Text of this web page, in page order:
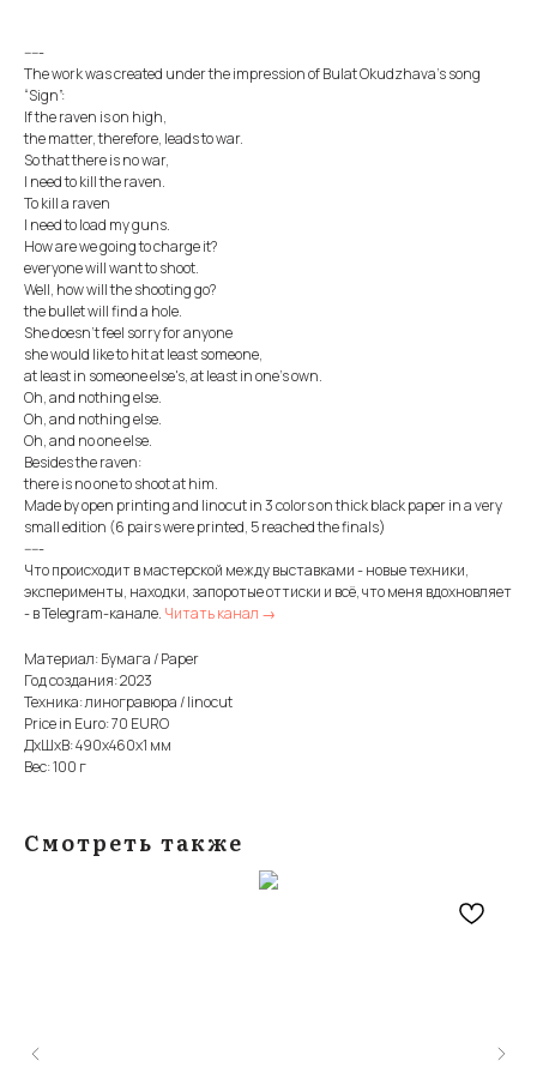
-----
The work was created under the impression of Bulat Okudzhava’s song
“Sign”:
If the raven is on high,
the matter, therefore, leads to war.
So that there is no war,
I need to kill the raven.
To kill a raven
I need to load my guns.
How are we going to charge it?
everyone will want to shoot.
Well, how will the shooting go?
the bullet will find a hole.
She doesn't feel sorry for anyone
she would like to hit at least someone,
at least in someone else's, at least in one's own.
Oh, and nothing else.
Oh, and nothing else.
Oh, and no one else.
Besides the raven:
there is no one to shoot at him.
Made by open printing and linocut in 3 colors on thick black paper in a very
small edition (6 pairs were printed, 5 reached the finals)
-----
Что происходит в мастерской между выставками - новые техники,
эксперименты, находки, запоротые оттиски и всё, что меня вдохновляет
- в Telegram-канале. Читать канал →
Материал: Бумага / Paper
Год создания: 2023
Техника: линогравюра / linocut
Price in Euro: 70 EURO
ДxШxВ: 490x460x1 мм
Вес: 100 г
Смотреть также